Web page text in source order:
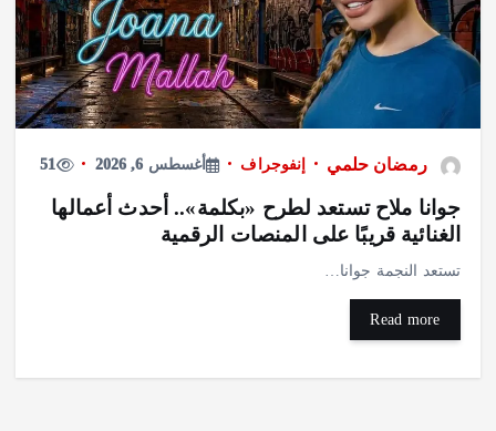
رمضان حلمي إنفوجراف أغسطس 6, 2026 51
جوانا ملاح تستعد لطرح «بكلمة».. أحدث أعمالها
الغنائية قريبًا على المنصات الرقمية
تستعد النجمة جوانا…
Read more